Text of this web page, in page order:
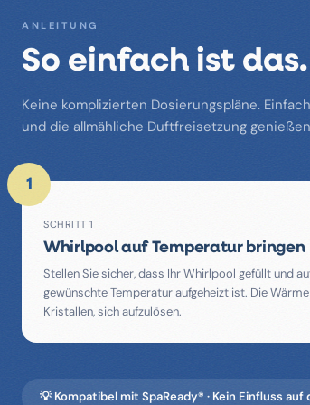
ANLEITUNG
So einfach ist das.
Keine komplizierten Dosierungspläne.
und die allmähliche Duftfreisetzung
1
SCHRITT 1
Whirlpool auf Temperatur bringen
Stellen Sie sicher, dass Ihr Whirlpool gefüllt und
gewünschte Temperatur aufgeheizt ist. Die
Kristallen, sich aufzulösen.
💡 Kompatibel mit SpaReady® · Kein Einfluss